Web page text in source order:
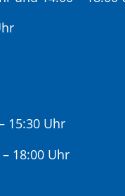
15:30 Uhr
Uhr